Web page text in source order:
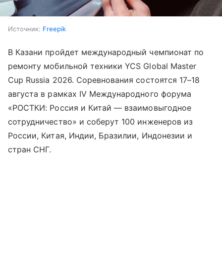
Источник: Freepik
В Казани пройдет международный чемпионат по
ремонту мобильной техники YCS Global Master
Cup Russia 2026. Соревнования состоятся 17–18
августа в рамках IV Международного форума
«РОСТКИ: Россия и Китай — взаимовыгодное
сотрудничество» и соберут 100 инженеров из
России, Китая, Индии, Бразилии, Индонезии и
стран СНГ.